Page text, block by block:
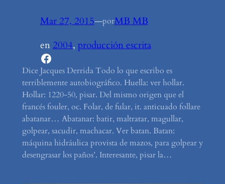
Mar 27, 2015—porMB MB
en 2004, producción escrita
Facebook
Dice Jacques Derrida Todo lo que escribo es
terriblemente autobiográfico. Huella: ver hollar.
Hollar: 1220-50, pisar. Del mismo origen que el
francés fouler, oc. Folar, de fular, it. anticuado follare
abatanar… Abatanar: batir, maltratar, magullar,
golpear, sacudir, machacar. Ver batan. Batan:
máquina hidráulica provista de mazos, para golpear y
desengrasar los paños’. Interesante, pisar la…